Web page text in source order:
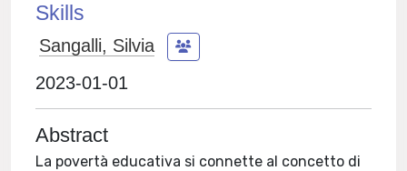
Skills
Sangalli, Silvia
2023-01-01
Abstract
La povertà educativa si connette al concetto di